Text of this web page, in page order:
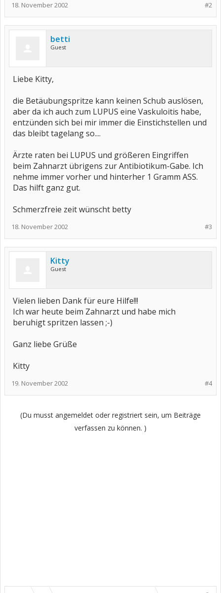
#2
18. November 2002
betti
Guest
Liebe Kitty,
die Betäubungspritze kann keinen Schub auslösen,
aber da ich auch zum LUPUS eine Vaskuloitis habe,
entzünden sich bei mir immer die Einstichstellen und
das bleibt tagelang so....
Ärzte raten bei LUPUS und größeren Eingriffen
beim Zahnarzt übrigens zur Antibiotikum-Gabe. Ich
nehme immer vorher und hinterher 1 Gramm ASS.
Das hilft ganz gut.
Schmerzfreie zeit wünscht betty
#3
18. November 2002
Kitty
Guest
Vielen lieben Dank für eure Hilfe!!!
Ich war heute beim Zahnarzt und habe mich
beruhigt spritzen lassen ;-)
Ganz liebe Grüße
Kitty
#4
19. November 2002
(Du musst angemeldet oder registriert sein, um Beiträge
verfassen zu können. )